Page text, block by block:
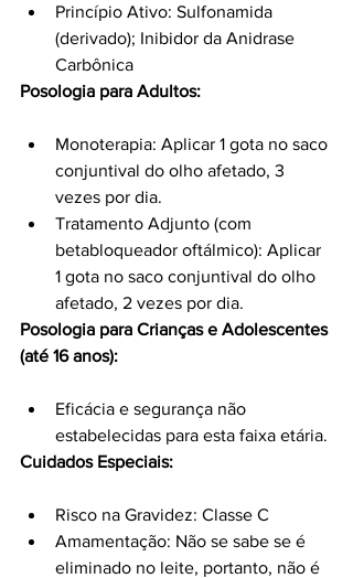
Princípio Ativo: Sulfonamida
(derivado); Inibidor da Anidrase
Carbônica
Posologia para Adultos:
Monoterapia: Aplicar 1 gota no saco
conjuntival do olho afetado, 3
vezes por dia.
Tratamento Adjunto (com
betabloqueador oftálmico): Aplicar
1 gota no saco conjuntival do olho
afetado, 2 vezes por dia.
Posologia para Crianças e Adolescentes
(até 16 anos):
Eficácia e segurança não
estabelecidas para esta faixa etária.
Cuidados Especiais:
Risco na Gravidez: Classe C
Amamentação: Não se sabe se é
eliminado no leite, portanto, não é